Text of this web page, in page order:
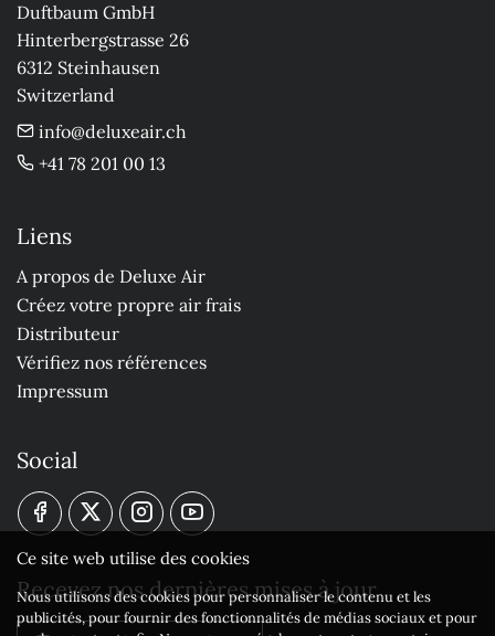
Duftbaum GmbH
Hinterbergstrasse 26
6312 Steinhausen
Switzerland
info@deluxeair.ch
+41 78 201 00 13
Liens
A propos de Deluxe Air
Créez votre propre air frais
Distributeur
Vérifiez nos références
Impressum
Social
Recevez nos dernières mises à jour
Ce site web utilise des cookies
Nous utilisons des cookies pour personnaliser le contenu et les
publicités, pour fournir des fonctionnalités de médias sociaux et pour